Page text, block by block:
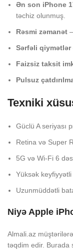
Ən son iPhone
təchiz olunmuş.
Rəsmi zəmanət
Sərfəli qiymətlər
Faizsiz taksit
Pulsuz
Texniki
Güclü A seriyası
Retina və Super
5G və Wi-Fi 6
Yüksək
Uzunmüddətli
Niyə Apple
Almali.az
təqdim edir. Burada